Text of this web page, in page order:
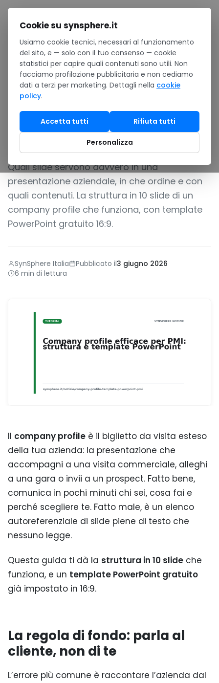
Salta al contenuto
Home / Notizie
Company profile efficace per PMI: struttura e template
PowerPoint
TUTORIAL
Company profile efficace
per PMI: struttura e
template PowerPoint
Quali slide servono davvero in una
presentazione aziendale, in che ordine e con
quali contenuti. La struttura in 10 slide di un
company profile che funziona, con template
PowerPoint gratuito 16:9.
SynSphere Italia Pubblicato il3 giugno 2026
6 min di lettura
Il company profile è il biglietto da visita esteso
della tua azienda: la presentazione che
accompagni a una visita commerciale, alleghi
a una gara o invii a un prospect. Fatto bene,
comunica in pochi minuti chi sei, cosa fai e
perché scegliere te. Fatto male, è un elenco
autoreferenziale di slide piene di testo che
nessuno legge.
Questa guida ti dà la struttura in 10 slide che
funziona, e un template PowerPoint gratuito
già impostato in 16:9.
La regola di fondo: parla al
cliente, non di te
L’errore più comune è raccontare l’azienda dal
Cookie su synsphere.it
Usiamo cookie tecnici, necessari al funzionamento
del sito, e — solo con il tuo consenso — cookie
statistici per capire quali contenuti sono utili. Non
facciamo profilazione pubblicitaria e non cediamo
dati a terzi per marketing. Dettagli nella cookie
policy.
Accetta tutti Rifiuta tutti
Personalizza